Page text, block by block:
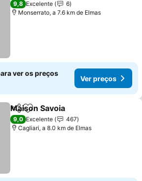
9,8 Excelente
6
Monserrato, a 7.6 km de Elmas
ver os preços
Ver preços
PartilharAdicionar aos favoritos
Maison Savoia
9,0 Excelente
467
Cagliari, a 8.0 km de Elmas